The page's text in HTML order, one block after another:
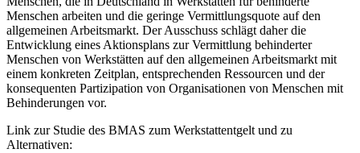
Menschen arbeiten und die geringe Vermittlungsquote auf den
allgemeinen Arbeitsmarkt. Der Ausschuss schlägt daher die
Entwicklung eines Aktionsplans zur Vermittlung behinderter
Menschen von Werkstätten auf den allgemeinen Arbeitsmarkt mit
einem konkreten Zeitplan, entsprechenden Ressourcen und der
konsequenten Partizipation von Organisationen von Menschen mit
Behinderungen vor.
Link zur Studie des BMAS zum Werkstattentgelt und zu
Alternativen: